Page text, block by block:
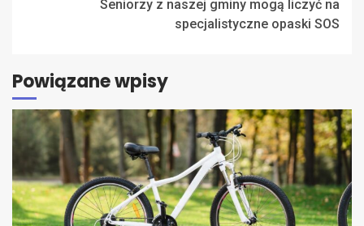
Seniorzy z naszej gminy mogą liczyć na
specjalistyczne opaski SOS
Powiązane wpisy